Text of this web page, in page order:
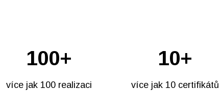
100+
více jak 100 realizaci
10+
více jak 10 certifikátů